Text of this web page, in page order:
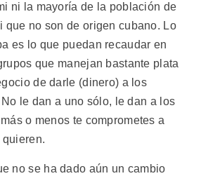
ni la mayoría de la población de
que no son de origen cubano. Lo
es lo que puedan recaudar en
que manejan bastante plata
de darle (dinero) a los
le dan a uno sólo, le dan a los
o menos te comprometes a
no se ha dado aún un cambio